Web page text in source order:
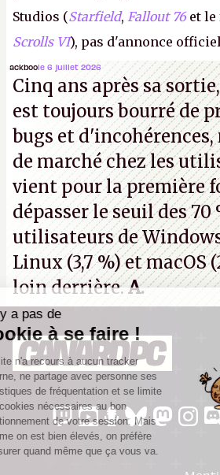
Studios (Starfield, Fallout 76 et
Scrolls VI), pas d'annonce
Microsoft, mais le syndicat des
de nombreux licenciements.A.
ackboole 6 juillet 2026
Cinq ans après sa
est toujours bourré de
bugs et
de marché chez les
vient pour la première
dépasser le seuil des 70
utilisateurs de Windows
Linux (3,7 %) et macOS
loin derrière.A.
Il n'y a pas de
Cookie à se faire !
Ce site n'a recours à aucun tracker
externe, ne partage avec personne ses
statistiques de fréquentation et se limite
aux cookies nécessaires au bon
fonctionnement de votre session. Mais
comme on est bien élevés, on préfère
s'assurer quand même que ça vous va.